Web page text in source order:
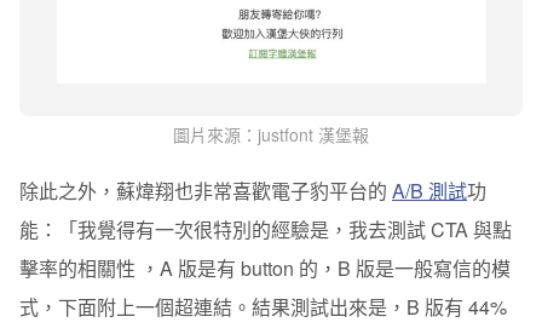
圖片來源：justfont 漢堡報
除此之外，蘇煒翔也非常喜歡電子豹平台的 A/B 測試功
能：「我覺得有一次很特別的經驗是，我去測試 CTA 與點
擊率的相關性 ，A 版是有 button 的，B 版是一般寫信的模
式，下面附上一個超連結。結果測試出來是，B 版有 44%